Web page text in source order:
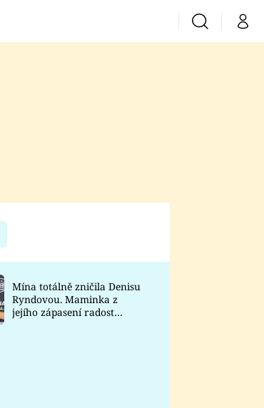
VyhledáváníMůj
Prima Lajk
Sledujte nás
Mína totálně zničila Denisu
Ryndovou. Maminka z
jejího zápasení radost